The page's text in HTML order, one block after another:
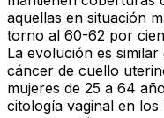
aquellas en situación
torno al 60-62 por
La evolución es similar
cáncer de cuello
mujeres de 25 a 64
citología vaginal en